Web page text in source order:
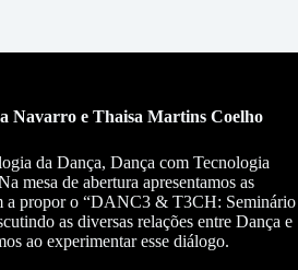
Navarro e Thaisa Martins Coelho
da Dança, Dança com Tecnologia
mesa de abertura apresentamos as
a propor o “DANC3 & T3CH: Seminário
as diversas relações entre Dança e
ao experimentar esse diálogo.